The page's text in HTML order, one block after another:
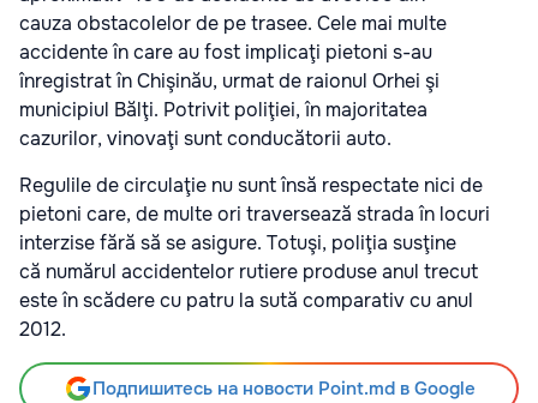
cauza obstacolelor de pe trasee. Cele mai multe
accidente în care au fost implicaţi pietoni s-au
înregistrat în Chişinău, urmat de raionul Orhei şi
municipiul Bălţi. Potrivit poliţiei, în majoritatea
cazurilor, vinovaţi sunt conducătorii auto.
Regulile de circulaţie nu sunt însă respectate nici de
pietoni care, de multe ori traversează strada în locuri
interzise fără să se asigure. Totuşi, poliţia susţine
că numărul accidentelor rutiere produse anul trecut
este în scădere cu patru la sută comparativ cu anul
2012.
Подпишитесь на новости Point.md в Google